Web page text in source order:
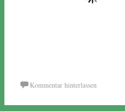
Kommentar hinterlassen